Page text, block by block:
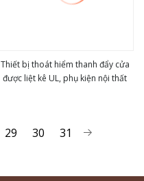
Thiết bị thoát hiểm thanh đẩy cửa
được liệt kê UL, phụ kiện nội thất
29 30 31